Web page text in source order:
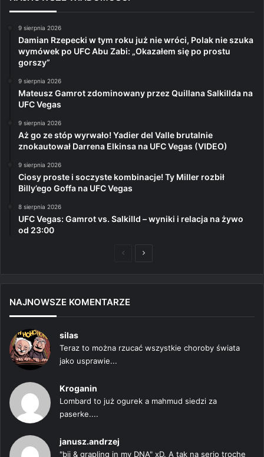
9 sierpnia 2026
Damian Rzepecki w tym roku już nie wróci, Polak nie szuka
wymówek po UFC Abu Zabi: „Okazałem się po prostu
gorszy”
9 sierpnia 2026
Mateusz Gamrot zdominowany przez Quillana Salkillda na
UFC Vegas
9 sierpnia 2026
Aż go ze stóp wyrwało! Yadier del Valle brutalnie
znokautował Darrena Elkinsa na UFC Vegas (VIDEO)
9 sierpnia 2026
Ciosy proste i soczyste kombinacje! Ty Miller rozbił
Billy’ego Goffa na UFC Vegas
8 sierpnia 2026
UFC Vegas: Gamrot vs. Salkilld – wyniki i relacja na żywo
od 23:00
PoprzedniaNastępna
NAJNOWSZE KOMENTARZE
silas
Teraz to można rzucać wszystkie choroby świata
jako usprawie...
Kroganin
Lombard to już ogurek a mahmud siedzi za
paserke....
janusz.andrzej
"bjj & grapling in my DNA" xD. A tak na serio trochę